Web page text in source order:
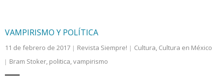
Nacional
VAMPIRISMO Y POLÍTICA
11 de febrero de 2017 Revista Siempre! Cultura, Cultura en México
Bram Stoker, politica,vampirismo